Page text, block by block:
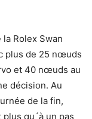
Rolex Swan
plus de 25 nœuds
et 40 nœuds au
décision. Au
de la fin,
qu´à un pas